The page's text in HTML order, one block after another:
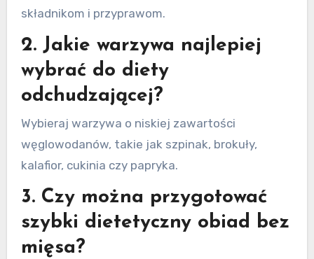
składnikom i przyprawom.
2. Jakie warzywa najlepiej
wybrać do diety
odchudzającej?
Wybieraj warzywa o niskiej zawartości
węglowodanów, takie jak szpinak, brokuły,
kalafior, cukinia czy papryka.
3. Czy można przygotować
szybki dietetyczny obiad bez
mięsa?